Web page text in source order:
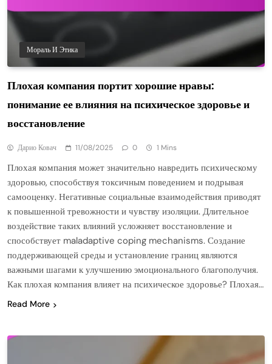
Мораль И Этика
Плохая компания портит хорошие нравы:
понимание ее влияния на психическое здоровье и
восстановление
Дарио Ковач 11/08/2025 0 1 Mins
Плохая компания может значительно навредить психическому
здоровью, способствуя токсичным поведением и подрывая
самооценку. Негативные социальные взаимодействия приводят
к повышенной тревожности и чувству изоляции. Длительное
воздействие таких влияний усложняет восстановление и
способствует maladaptive coping mechanisms. Создание
поддерживающей среды и установление границ являются
важными шагами к улучшению эмоционального благополучия.
Как плохая компания влияет на психическое здоровье? Плохая…
Read More